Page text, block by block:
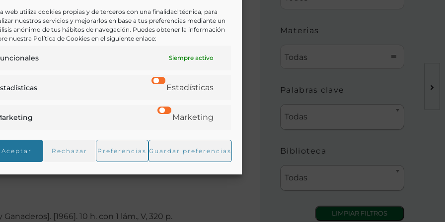
web utiliza cookies propias y de terceros con una finalidad técnica, para
nuestros servicios y mejorarlos en base a tus preferencias mediante un
anónimo de tus hábitos de navegación. Puedes obtener la información
nuestra Política de Cookies en el siguiente enlace:
Siempre activo
Estadísticas
Marketing
Aceptar Rechazar Preferencias Guardar preferencias
todo tipo que tienen como temas comunes la agricultura
y pesca. Incluye además un listado por orden alfabético
en estas materias.
SEGUNDO GRUPO: Memorias, artículos y otros trabajos
TERCER GRUPO: Manuscritos y trabajos
de todas clases. Segundo grupo: Memorias, artículos y
de materias diversas.- Observación.-Índice general de
[1966]. 10 h. con 1 lám., V, 320 p.
Materias
Todas
Palabras clave
Todas
Biblioteca
Todas